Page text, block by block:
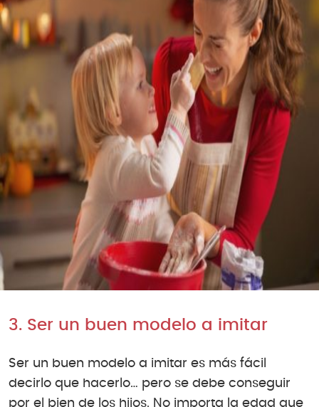
3. Ser un buen modelo a imitar
Ser un buen modelo a imitar es más fácil
decirlo que hacerlo… pero se debe conseguir
por el bien de los hijos. No importa la edad que